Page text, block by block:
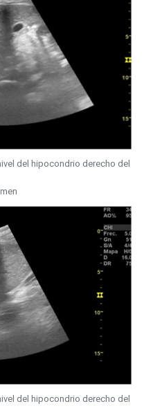
del hipocondrio derecho del
del hipocondrio derecho del